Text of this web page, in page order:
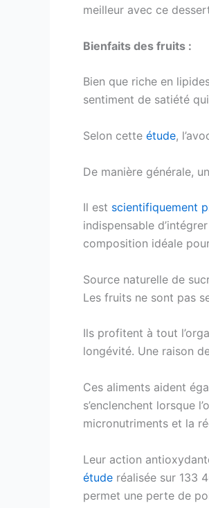
meilleur avec ce
Bienfaits des fruits :
Bien que riche en
sentiment de satiété
Selon cette étude,
De manière générale,
Il est scientifiquement
indispensable
composition idéale
Source naturelle de
Les fruits ne sont pas
Ils profitent à tout
longévité. Une raison
Ces aliments aident
s’enclenchent lorsque
micronutriments et la
Leur action
étude réalisée sur 133
permet une perte de